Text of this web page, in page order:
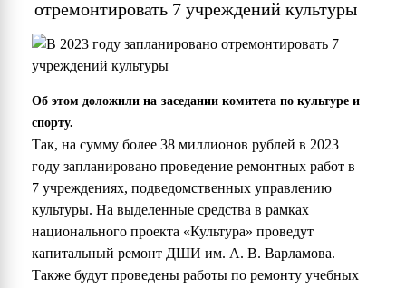
отремонтировать 7 учреждений культуры
Об этом доложили на заседании комитета по культуре и
спорту.
Так, на сумму более 38 миллионов рублей в 2023
году запланировано проведение ремонтных работ в
7 учреждениях, подведомственных управлению
культуры. На выделенные средства в рамках
национального проекта «Культура» проведут
капитальный ремонт ДШИ им. А. В. Варламова.
Также будут проведены работы по ремонту учебных